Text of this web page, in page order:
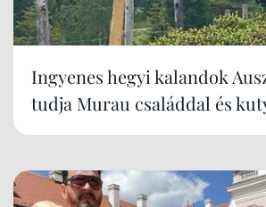
Ingyenes hegyi kalandok
tudja Murau családdal és